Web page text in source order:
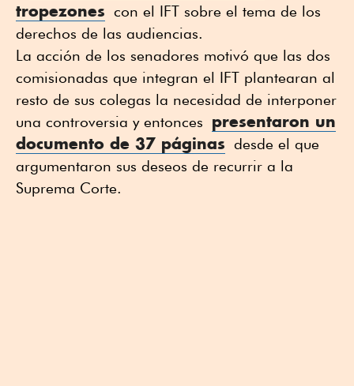
tropezones con el IFT sobre el tema de los
derechos de las audiencias.
La acción de los senadores motivó que las dos
comisionadas que integran el IFT plantearan al
resto de sus colegas la necesidad de interponer
una controversia y entonces presentaron un
documento de 37 páginas desde el que
argumentaron sus deseos de recurrir a la
Suprema Corte.